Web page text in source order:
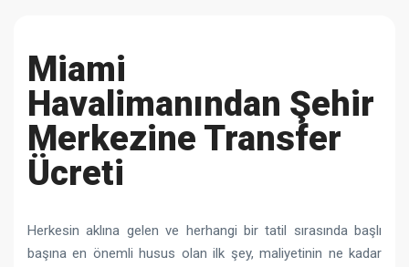
Miami
Havalimanından Şehir
Merkezine Transfer
Ücreti
Herkesin aklına gelen ve herhangi bir tatil sırasında başlı
başına en önemli husus olan ilk şey, maliyetinin ne kadar